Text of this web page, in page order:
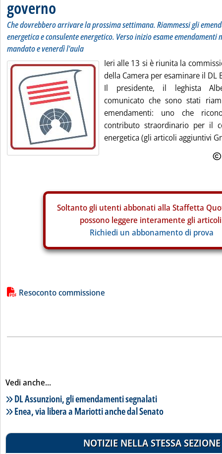
governo
Che dovrebbero arrivare la prossima settimana. Riammessi gli
energetica e consulente energetico. Verso inizio esame
mandato e venerdì l'aula
Ieri alle 13 si è riunita la
della Camera per esaminare il
Il presidente, il leghista
comunicato che sono stati
emendamenti: uno che
contributo straordinario per il
energetica (gli articoli aggiuntivi
Soltanto gli utenti abbonati alla Staffetta
possono leggere interamente gli
Richiedi un abbonamento di prova
Lista allegati PDF alla notizia
Resoconto commissione
Vedi anche...
Lista notizie correlate
DL Assunzioni, gli emendamenti segnalati
Enea, via libera a Mariotti anche dal Senato
NOTIZIE NELLA STESSA SEZIONE